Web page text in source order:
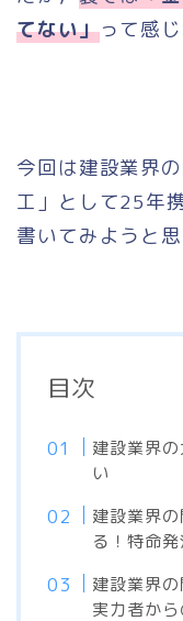
てない」って感じ
今回は建設業界
工」として25年
書いてみようと思
目次
建設業界
い
建設業界
る！特命
建設業界
実力者か